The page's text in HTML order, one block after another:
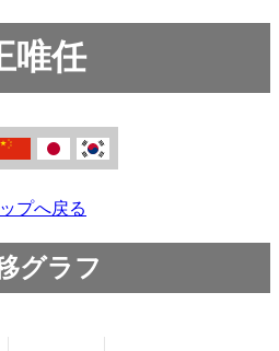
唯任
ップへ戻る
グラフ